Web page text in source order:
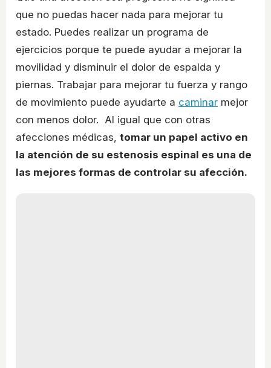
que no puedas hacer nada para mejorar tu
estado. Puedes realizar un programa de
ejercicios porque te puede ayudar a mejorar la
movilidad y disminuir el dolor de espalda y
piernas. Trabajar para mejorar tu fuerza y rango
de movimiento puede ayudarte a caminar mejor
con menos dolor. Al igual que con otras
afecciones médicas, tomar un papel activo en
la atención de su estenosis espinal es una de
las mejores formas de controlar su afección.